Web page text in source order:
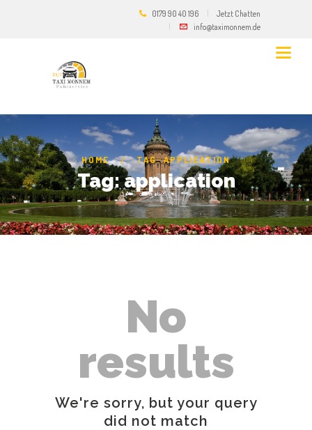
0179 90 40 196
Jetzt Chatten
info@taximonnem.de
HOME TAG: APPLICATION
Tag: application
No
results
We're sorry, but your query
did not match